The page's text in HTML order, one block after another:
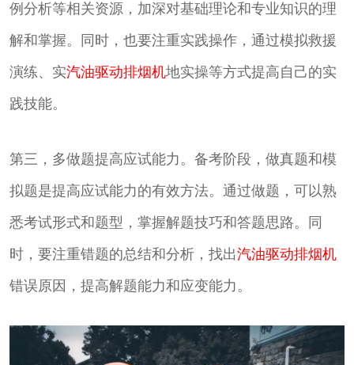
例分析等相关资源，加深对基础理论和专业知识的理
解和掌握。同时，也要注重实践操作，通过模拟救援
演练、实汽油驱动排烟机地实操等方式提高自己的实
践技能。
第三，多做题提高应试能力。备考阶段，做真题和模
拟题是提高应试能力的有效方法。通过做题，可以熟
悉考试形式和题型，掌握解题技巧和答题思路。同
时，要注重错题的总结和分析，找出汽油驱动排烟机
错误原因，提高解题能力和应变能力。